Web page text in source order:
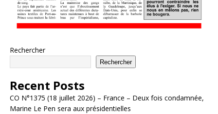
Rechercher
Rechercher
Recent Posts
CO N°1375 (18 juillet 2026) – France – Deux fois condamnée,
Marine Le Pen sera aux présidentielles